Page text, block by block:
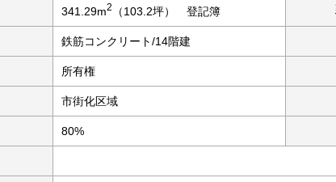
341.29m2 （103.2坪） 登記簿
鉄筋コンクリート/14階建
所有権
市街化区域
80%